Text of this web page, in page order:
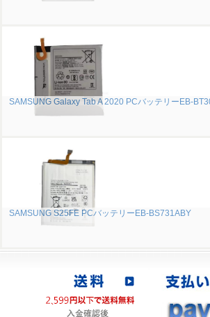
SAMSUNG Galaxy Tab A 2020 PCバッテリーEB-
SAMSUNG S25FE PCバッテリーEB-BS731ABY